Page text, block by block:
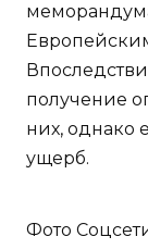
получение
них, однако
ущерб.
Фото